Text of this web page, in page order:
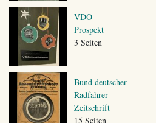
VDO
Prospekt
3 Seiten
Bund deutscher
Radfahrer
Zeitschrift
15 Seiten